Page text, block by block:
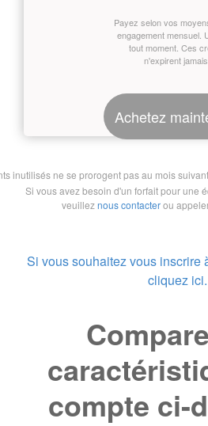
Payez selon vos
engagement mensuel.
tout moment. Ces
n'expirent jamais.
Achetez
inutilisés ne se prorogent pas au mois
Si vous avez besoin d'un forfait pour une
veuilleznous contacterou
Si vous souhaitez vous inscrire
cliquez ici.
compte ci-